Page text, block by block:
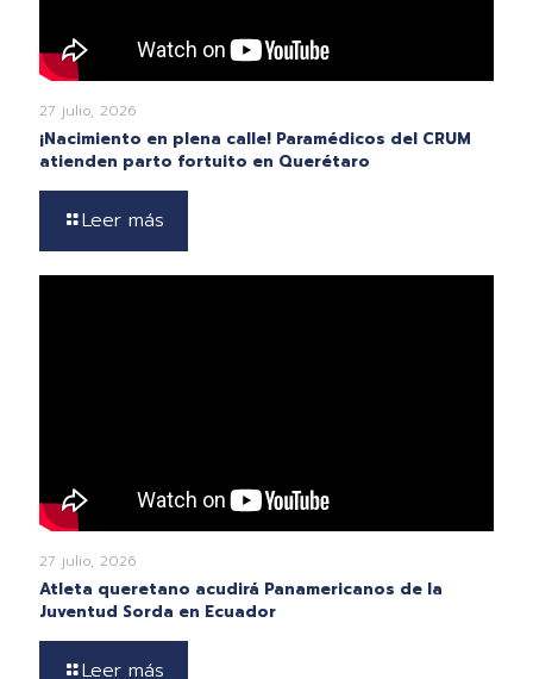
27 julio, 2026
¡Nacimiento en plena calle! Paramédicos del CRUM
atienden parto fortuito en Querétaro
Leer más
27 julio, 2026
Atleta queretano acudirá Panamericanos de la
Juventud Sorda en Ecuador
Leer más